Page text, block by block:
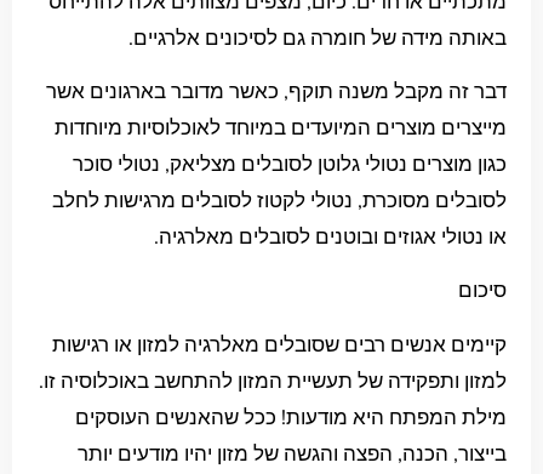
באותה מידה של חומרה גם לסיכונים אלרגיים.
דבר זה מקבל משנה תוקף, כאשר מדובר בארגונים אשר
מייצרים מוצרים המיועדים במיוחד לאוכלוסיות מיוחדות
כגון מוצרים נטולי גלוטן לסובלים מצליאק, נטולי סוכר
לסובלים מסוכרת, נטולי לקטוז לסובלים מרגישות לחלב
או נטולי אגוזים ובוטנים לסובלים מאלרגיה.
סיכום
קיימים אנשים רבים שסובלים מאלרגיה למזון או רגישות
למזון ותפקידה של תעשיית המזון להתחשב באוכלוסיה זו.
מילת המפתח היא מודעות! ככל שהאנשים העוסקים
בייצור, הכנה, הפצה והגשה של מזון יהיו מודעים יותר